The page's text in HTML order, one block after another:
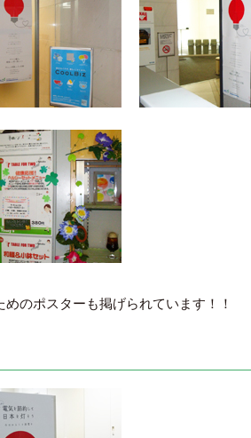
のポスターも掲げられています！！